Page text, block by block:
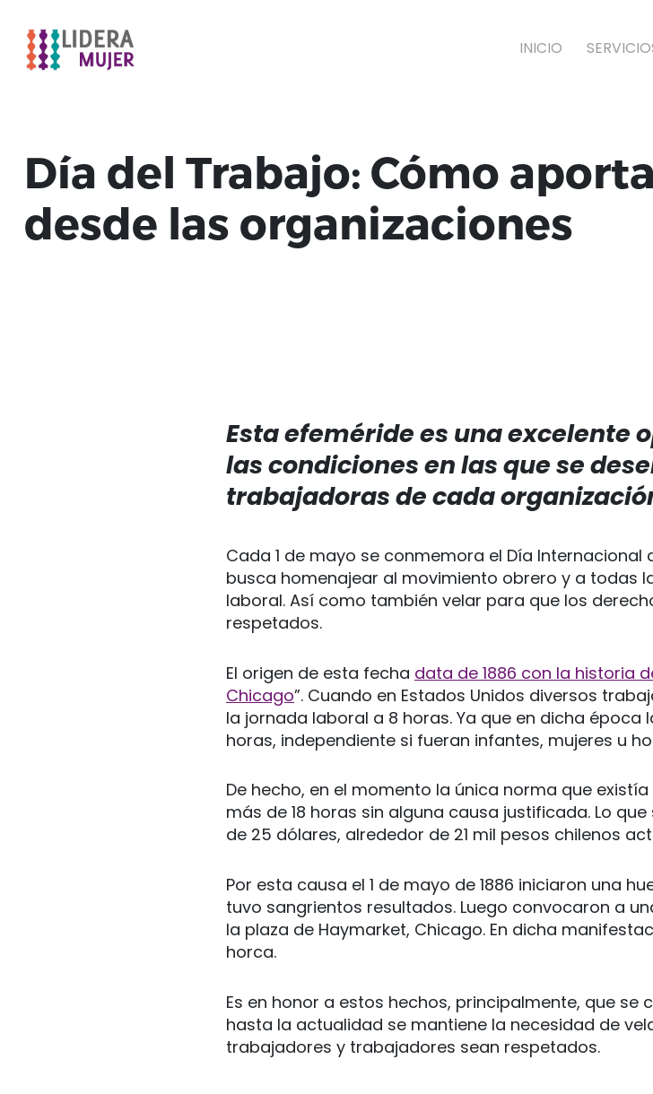
INICIO
Día del Trabajo: Cómo
desde las organizaciones
Esta efeméride es una excelente
las condiciones en las que se
trabajadoras de cada
Cada 1 de mayo se conmemora el Día
busca homenajear al movimiento obrero y a todas
laboral. Así como también velar para que los
respetados.
El origen de esta fecha data de 1886 con la historia
Chicago”. Cuando en Estados Unidos diversos
la jornada laboral a 8 horas. Ya que en dicha época
horas, independiente si fueran infantes, mujeres u
De hecho, en el momento la única norma que
más de 18 horas sin alguna causa justificada. Lo
de 25 dólares, alrededor de 21 mil pesos chilenos
Por esta causa el 1 de mayo de 1886 iniciaron una
tuvo sangrientos resultados. Luego convocaron a
la plaza de Haymarket, Chicago. En dicha
horca.
Es en honor a estos hechos, principalmente, que se
hasta la actualidad se mantiene la necesidad de
trabajadores y trabajadores sean respetados.